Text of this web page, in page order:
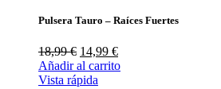
Pulsera Tauro – Raíces Fuertes
18,99€ El
precio
original
14,99 €El
precio
Añadir al carrito
Vista rápida